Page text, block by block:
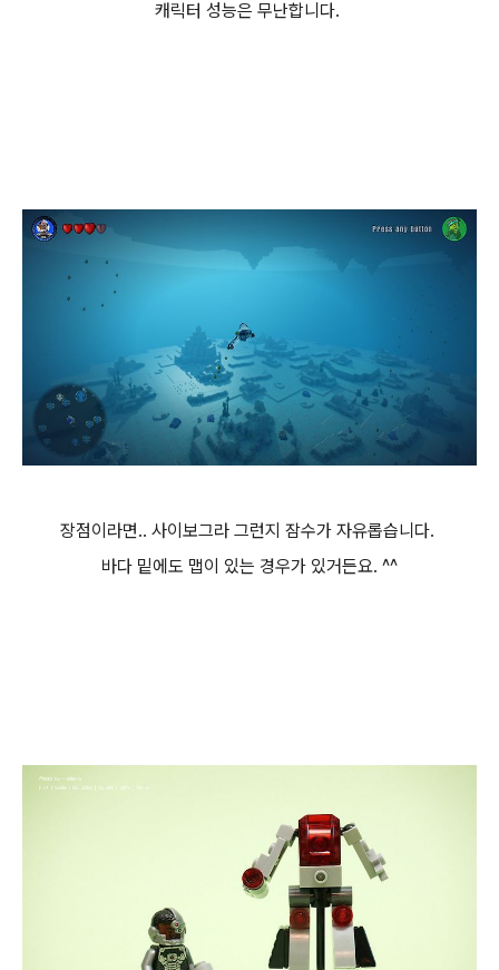
캐릭터 성능은 무난합니다.
장점이라면.. 사이보그라 그런지 잠수가 자유롭습니다.
바다 밑에도 맵이 있는 경우가 있거든요. ^^